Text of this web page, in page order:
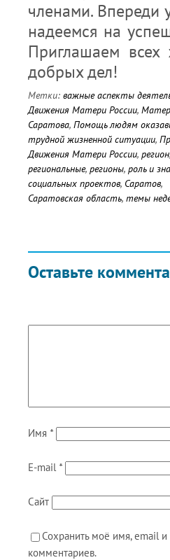
членами. Впереди
надеемся на
Приглашаем
добрых дел!
Метки: важные аспекты
Движения Матери России,
Саратова, Помощь людям
трудной жизненной ситуации,
Движения Матери России, регион,
региональные, регионы, роль и
социальных проектов, Саратов,
Саратовская область, темы
Оставьте
Имя *
E-mail *
Сайт
Сохранить моё имя, email
комментариев.